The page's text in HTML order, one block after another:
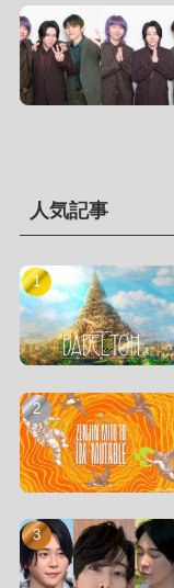
人気記事